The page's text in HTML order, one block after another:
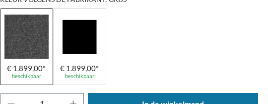
€ 1.899,00*
beschikbaar
€ 1.899,00*
beschikbaar